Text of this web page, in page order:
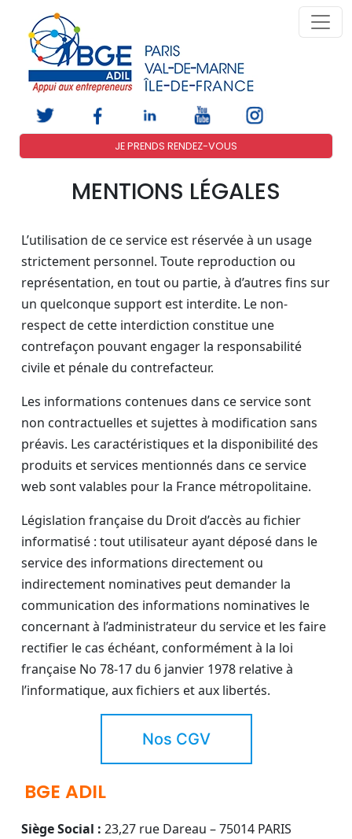
JE PRENDS RENDEZ-VOUS
MENTIONS LÉGALES
L’utilisation de ce service est réservée à un usage
strictement personnel. Toute reproduction ou
représentation, en tout ou partie, à d’autres fins sur
un quelconque support est interdite. Le non-
respect de cette interdiction constitue une
contrefaçon pouvant engager la responsabilité
civile et pénale du contrefacteur.
Les informations contenues dans ce service sont
non contractuelles et sujettes à modification sans
préavis. Les caractéristiques et la disponibilité des
produits et services mentionnés dans ce service
web sont valables pour la France métropolitaine.
Législation française du Droit d’accès au fichier
informatisé : tout utilisateur ayant déposé dans le
service des informations directement ou
indirectement nominatives peut demander la
communication des informations nominatives le
concernant à l’administrateur du service et les faire
rectifier le cas échéant, conformément à la loi
française No 78-17 du 6 janvier 1978 relative à
l’informatique, aux fichiers et aux libertés.
Nos CGV
BGE ADIL
Siège Social : 23,27 rue Dareau – 75014 PARIS